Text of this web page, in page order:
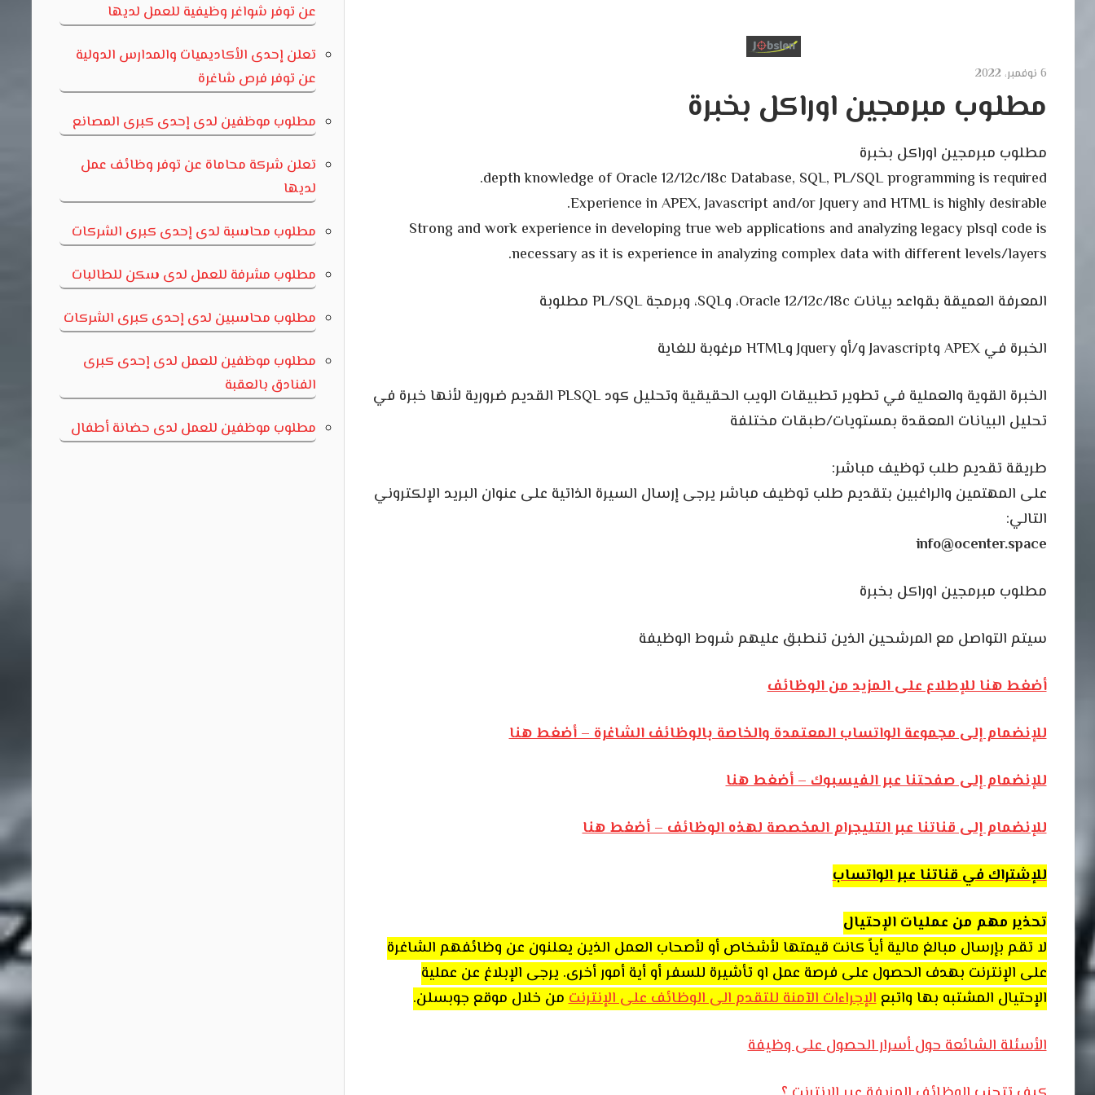
6 نوفمبر، 2022
مطلوب مبرمجين اوراكل بخبرة
مطلوب مبرمجين اوراكل بخبرة
‏Strong and work experience in developing true web applications and analyzing legacy plsql code is
necessary as it is experience in analyzing complex data with different levels/layers.
المعرفة العميقة بقواعد بيانات Oracle 12/12c/18c، وSQL، وبرمجة PL/SQL مطلوبة
الخبرة في APEX وJavascript و/أو Jquery وHTML مرغوبة للغاية
الخبرة القوية والعملية في تطوير تطبيقات الويب الحقيقية وتحليل كود PLSQL القديم ضرورية لأنها خبرة في
تحليل البيانات المعقدة بمستويات/طبقات مختلفة
طريقة تقديم طلب توظيف مباشر:
على المهتمين والراغبين بتقديم طلب توظيف مباشر يرجى إرسال السيرة الذاتية على عنوان البريد الإلكتروني
التالي:
info@ocenter.space
مطلوب مبرمجين اوراكل بخبرة
سيتم التواصل مع المرشحين الذين تنطبق عليهم شروط الوظيفة
أضغط هنا للإطلاع على المزيد من الوظائف
للإنضمام إلى مجموعة الواتساب المعتمدة والخاصة بالوظائف الشاغرة – أضغط هنا
للإنضمام إلى صفحتنا عبر الفيسبوك – أضغط هنا
للإنضمام إلى قناتنا عبر التليجرام المخصصة لهذه الوظائف – أضغط هنا
للإشتراك في قناتنا عبر الواتساب
تحذير مهم من عمليات الإحتيال
لا تقم بإرسال مبالغ مالية أياً كانت قيمتها لأشخاص أو لأصحاب العمل الذين يعلنون عن وظائفهم الشاغرة
على الإنترنت بهدف الحصول على فرصة عمل او تأشيرة للسفر أو أية أمور أخرى. يرجى الإبلاغ عن عملية
الإحتيال المشتبه بها واتبعالإجراءات الآمنة للتقدم الى الوظائف على الإنترنتمن خلال موقع جوبسلن.
الأسئلة الشائعة حول أسرار الحصول على وظيفة
عن توفر شواغر وظيفية للعمل لديها
تعلن إحدى الأكاديميات والمدارس الدولية
عن توفر فرص شاغرة
مطلوب موظفين لدى إحدى كبرى المصانع
تعلن شركة محاماة عن توفر وظائف عمل
لديها
مطلوب محاسبة لدى إحدى كبرى الشركات
مطلوب مشرفة للعمل لدى سكن للطالبات
مطلوب محاسبين لدى إحدى كبرى الشركات
مطلوب موظفين للعمل لدى إحدى كبرى
الفنادق بالعقبة
مطلوب موظفين للعمل لدى حضانة أطفال